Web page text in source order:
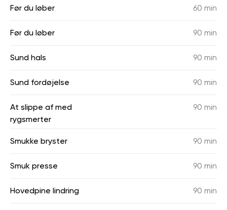
Før du løber 60 min
Før du løber 90 min
Sund hals 90 min
Sund fordøjelse 90 min
At slippe af med
rygsmerter
90 min
Smukke bryster 90 min
Smuk presse 90 min
Hovedpine lindring 90 min